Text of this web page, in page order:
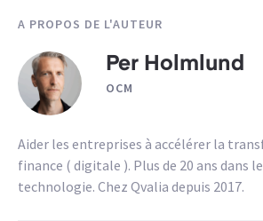
A PROPOS DE L'AUTEUR
Per Holmlund
OCM
Aider les entreprises à accélérer la
finance ( digitale ). Plus de 20 ans dans
technologie. Chez Qvalia depuis 2017.